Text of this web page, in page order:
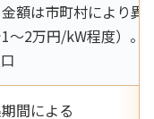
額は市町村により異
〜2万円/kW程度）。
間による